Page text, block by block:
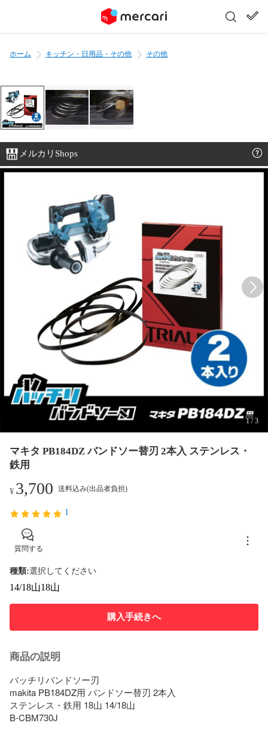
ホーム キッチン・日用品・その他 その他
メルカリShops
1/3
マキタ PB184DZ バンドソー替刃 2本入 ステンレス・
鉄用
¥3,700 送料込み(出品者負担)
1
質問する
種類:選択してください
14/18山18山
購入手続きへ
商品の説明
バッチリバンドソー刃
makita PB184DZ用 バンドソー替刃 2本入
ステンレス・鉄用 18山 14/18山
B-CBM730J